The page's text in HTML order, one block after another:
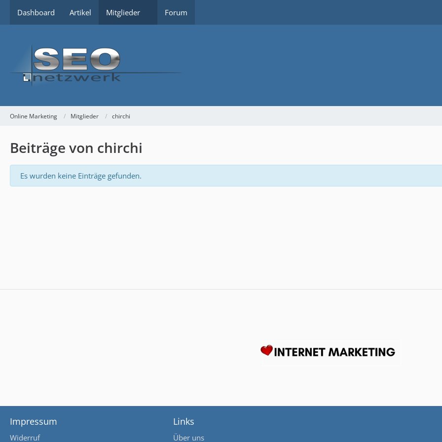
Dashboard Artikel Mitglieder Forum
Online Marketing Mitglieder chirchi
Beiträge von chirchi
Es wurden keine Einträge gefunden.
Impressum
Widerruf
Links
Über uns